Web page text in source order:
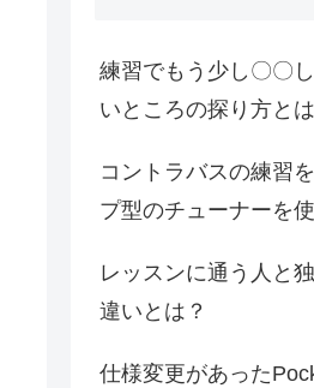
練習でもう少し〇〇
いところの探り方とは
コントラバスの練習
プ型のチューナーを
レッスンに通う人と
違いとは？
仕様変更があった